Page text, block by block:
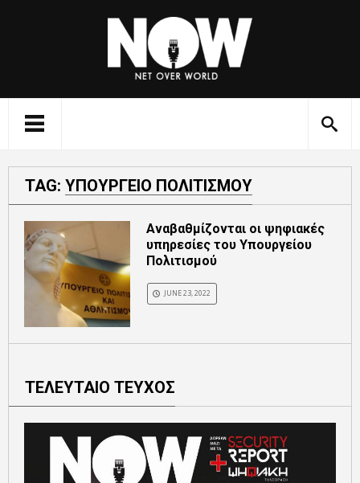
TAG: ΥΠΟΥΡΓΕΙΟ ΠΟΛΙΤΙΣΜΟΥ
Αναβαθμίζονται οι ψηφιακές
υπηρεσίες του Υπουργείου
Πολιτισμού
JUNE 23, 2022
ΤΕΛΕΥΤΑΙΟ ΤΕΥΧΟΣ